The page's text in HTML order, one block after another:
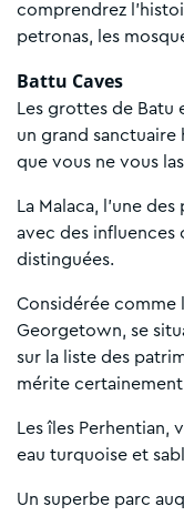
comprendrez
petronas, les
Battu Caves
Les grottes de Batu
un grand
que vous ne vous
La Malaca, l’une
avec des influences
distinguées.
Considérée comme
Georgetown, se
sur la liste des
mérite
Les îles Perhentian,
eau turquoise et
Un superbe parc